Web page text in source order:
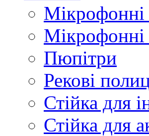
Мікрофонні
Мікрофонні
Пюпітри
Рекові
Стійка для
Стійка для